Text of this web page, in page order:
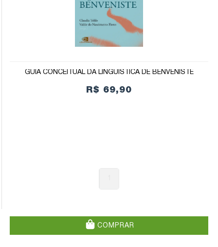
GUIA CONCEITUAL DA LINGUÍSTICA DE BENVENISTE
R$ 69,90
COMPRAR